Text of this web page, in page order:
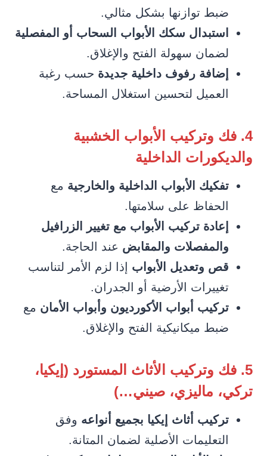
ضبط توازنها بشكل مثالي.
استبدال سكك الأبواب السحاب أو المفصلية
لضمان سهولة الفتح والإغلاق.
إضافة رفوف داخلية جديدة حسب رغبة
العميل لتحسين استغلال المساحة.
4. فك وتركيب الأبواب الخشبية
والديكورات الداخلية
تفكيك الأبواب الداخلية والخارجية مع
الحفاظ على سلامتها.
إعادة تركيب الأبواب مع تغيير الزرافيل
والمفصلات والمقابض عند الحاجة.
قص وتعديل الأبواب إذا لزم الأمر لتناسب
تغييرات الأرضية أو الجدران.
تركيب أبواب الأكورديون وأبواب الأمان مع
ضبط ميكانيكية الفتح والإغلاق.
5. فك وتركيب الأثاث المستورد (إيكيا،
تركي، ماليزي، صيني…)
تركيب أثاث إيكيا بجميع أنواعه وفق
التعليمات الأصلية لضمان المتانة.